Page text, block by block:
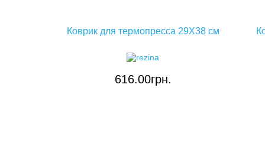
Коврик для термопресса 29X38 см
616.00грн.